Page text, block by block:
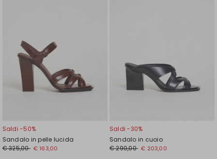
Saldi -50%
Sandalo in pelle lucida
€ 325,00 € 163,00
Saldi -30%
Sandalo in cuoio
€ 290,00 € 203,00